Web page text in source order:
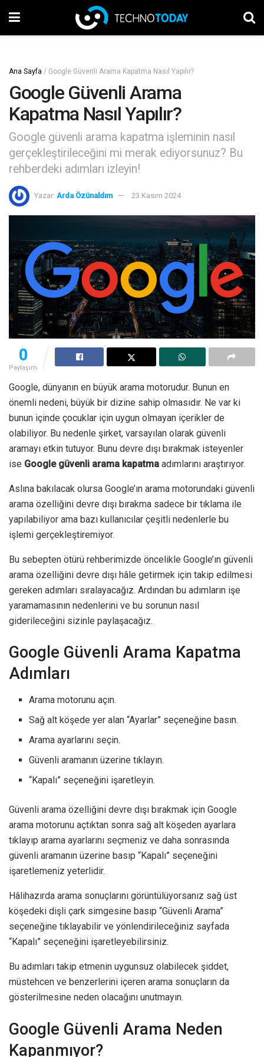
Ana Sayfa / Google Güvenli Arama Kapatma Nasıl Yapılır?
Google Güvenli Arama
Kapatma Nasıl Yapılır?
Google güvenli arama kapatma işleminin nasıl
gerçekleştirileceğini mi merak ediyorsunuz? Bu
rehberdeki adımları izleyin!
Yazar: Arda Özünaldım 23 Kasım 2024
0
Paylaşım
Google, dünyanın en büyük arama motorudur. Bunun en
önemli nedeni, büyük bir dizine sahip olmasıdır. Ne var ki
bunun içinde çocuklar için uygun olmayan içerikler de
olabiliyor. Bu nedenle şirket, varsayılan olarak güvenli
aramayı etkin tutuyor. Bunu devre dışı bırakmak isteyenler
ise Google güvenli arama kapatma adımlarını araştırıyor.
Aslına bakılacak olursa Google’ın arama motorundaki güvenli
arama özelliğini devre dışı bırakma sadece bir tıklama ile
yapılabiliyor ama bazı kullanıcılar çeşitli nedenlerle bu
işlemi gerçekleştiremiyor.
Bu sebepten ötürü rehberimizde öncelikle Google’ın güvenli
arama özelliğini devre dışı hâle getirmek için takip edilmesi
gereken adımları sıralayacağız. Ardından bu adımların işe
yaramamasının nedenlerini ve bu sorunun nasıl
giderileceğini sizinle paylaşacağız.
Google Güvenli Arama Kapatma
Adımları
Arama motorunu açın.
Sağ alt köşede yer alan “Ayarlar” seçeneğine basın.
Arama ayarlarını seçin.
Güvenli aramanın üzerine tıklayın.
“Kapalı” seçeneğini işaretleyin.
Güvenli arama özelliğini devre dışı bırakmak için Google
arama motorunu açtıktan sonra sağ alt köşeden ayarlara
tıklayıp arama ayarlarını seçmeniz ve daha sonrasında
güvenli aramanın üzerine basıp “Kapalı” seçeneğini
işaretlemeniz yeterlidir.
Hâlihazırda arama sonuçlarını görüntülüyorsanız sağ üst
köşedeki dişli çark simgesine basıp “Güvenli Arama”
seçeneğine tıklayabilir ve yönlendirileceğiniz sayfada
“Kapalı” seçeneğini işaretleyebilirsiniz.
Bu adımları takip etmenin uygunsuz olabilecek şiddet,
müstehcen ve benzerlerini içeren arama sonuçların da
gösterilmesine neden olacağını unutmayın.
Google Güvenli Arama Neden
Kapanmıyor?